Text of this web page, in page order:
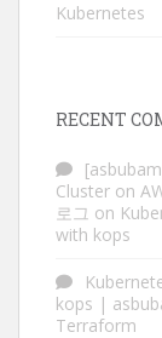
Kubernetes
RECENT
Cluster on
로그 on
with kops
kops |
Terraform